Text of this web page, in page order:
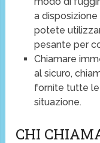
a
potete
pesante per
Chiamare
al sicuro,
fornite tutte le
situazione.
CHI